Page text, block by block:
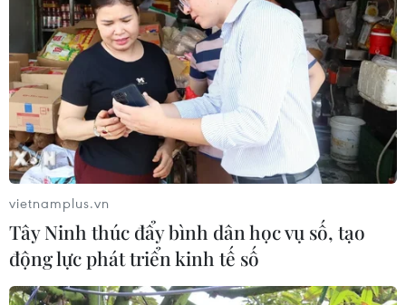
TIN CÙNG CHUYÊN MỤC
Bản Lồng - nơi văn hóa Mông hòa
nhịp cùng du lịch cộng đồng giữa
cổng trời Pha Đin
vietnamplus.vn
Tây Ninh thúc đẩy bình dân học vụ số, tạo
động lực phát triển kinh tế số